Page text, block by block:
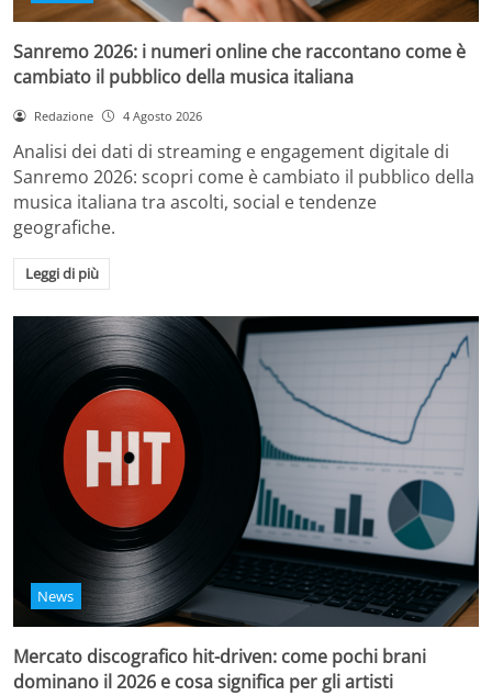
Sanremo 2026: i numeri online che raccontano come è
cambiato il pubblico della musica italiana
Redazione 4 Agosto 2026
Analisi dei dati di streaming e engagement digitale di
Sanremo 2026: scopri come è cambiato il pubblico della
musica italiana tra ascolti, social e tendenze
geografiche.
Leggi di più
News
Mercato discografico hit-driven: come pochi brani
dominano il 2026 e cosa significa per gli artisti